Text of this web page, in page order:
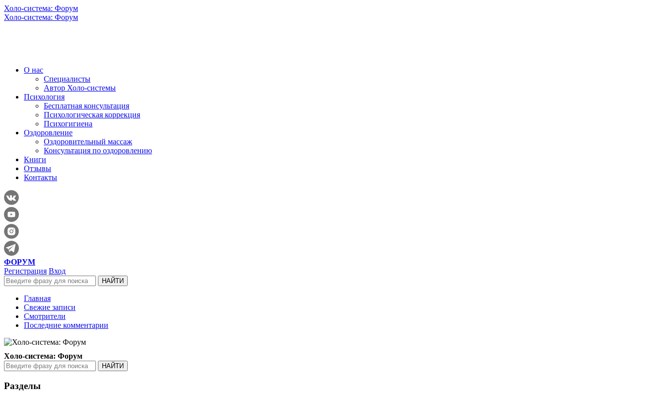
Холо-система: Форум
Холо-система: Форум
О нас
Специалисты
Автор Холо-системы
Психология
Бесплатная консультация
Психологическая коррекция
Психогигиена
Оздоровление
Оздоровительный массаж
Консультация по оздоровлению
Книги
Отзывы
Контакты
ФОРУМ
Регистрация Вход
Главная
Свежие записи
Смотрители
Последние комментарии
Холо-система: Форум
Разделы